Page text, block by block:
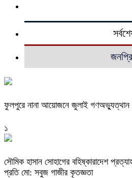
ফুলপুরে নানা আয়োজনে জুলাই গণঅভ্যুত্থান
১
সৌমিক হাসান সোহাগের বহিষ্কারাদেশ
প্রতি মো: সবুজ গাজীর কৃতজ্ঞতা